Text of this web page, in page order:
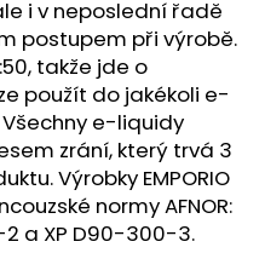
i v neposlední řadě
postupem při výrobě.
takže jde o
použít do jakékoli e-
e-liquidy
zrání, který trvá 3
Výrobky EMPORIO
normy AFNOR:
2 a XP D90-300-3.